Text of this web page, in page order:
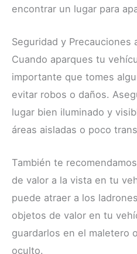
encontrar un lugar para
Seguridad y Precauciones
Cuando aparques tu
importante que tomes
evitar robos o daños.
lugar bien iluminado y
áreas aisladas o poco
También te
de valor a la vista en tu
puede atraer a los
objetos de valor en tu
guardarlos en el maletero
oculto.